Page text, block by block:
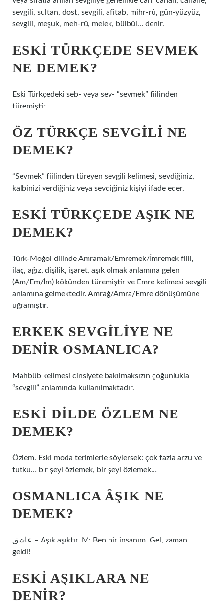
sevgili, sultan, dost, sevgili, afitab, mihr-rû, gün-yüzyüz,
sevgili, meşuk, meh-rû, melek, bülbül… denir.
ESKI TÜRKÇEDE SEVMEK
NE DEMEK?
Eski Türkçedeki seb- veya sev- “sevmek” fiilinden
türemiştir.
ÖZ TÜRKÇE SEVGILI NE
DEMEK?
“Sevmek” fiilinden türeyen sevgili kelimesi, sevdiğiniz,
kalbinizi verdiğiniz veya sevdiğiniz kişiyi ifade eder.
ESKI TÜRKÇEDE AŞIK NE
DEMEK?
Türk-Moğol dilinde Amramak/Emremek/İmremek fiili,
ilaç, ağız, dişilik, işaret, aşık olmak anlamına gelen
(Am/Em/İm) kökünden türemiştir ve Emre kelimesi sevgili
anlamına gelmektedir. Amrağ/Amra/Emre dönüşümüne
uğramıştır.
ERKEK SEVGILIYE NE
DENIR OSMANLICA?
Mahbûb kelimesi cinsiyete bakılmaksızın çoğunlukla
“sevgili” anlamında kullanılmaktadır.
ESKI DILDE ÖZLEM NE
DEMEK?
Özlem. Eski moda terimlerle söylersek: çok fazla arzu ve
tutku… bir şeyi özlemek, bir şeyi özlemek…
OSMANLICA ÂŞIK NE
DEMEK?
عاشق – Aşık aşıktır. M: Ben bir insanım. Gel, zaman
geldi!
ESKI AŞIKLARA NE
DENIR?